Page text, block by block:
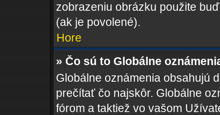
zobrazeniu obrázku použite
(ak je povolené).
Hore
» Čo sú to Globálne
Globálne oznámenia obsahujú
prečítať čo najskôr. Globálne
fórom a taktiež vo vašom